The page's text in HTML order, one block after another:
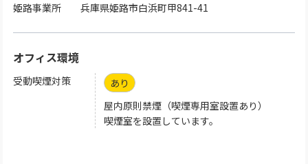
姫路事業所 兵庫県姫路市白浜町甲841-41
オフィス環境
受動喫煙対策
あり
屋内原則禁煙（喫煙専用室設置あり）
喫煙室を設置しています。